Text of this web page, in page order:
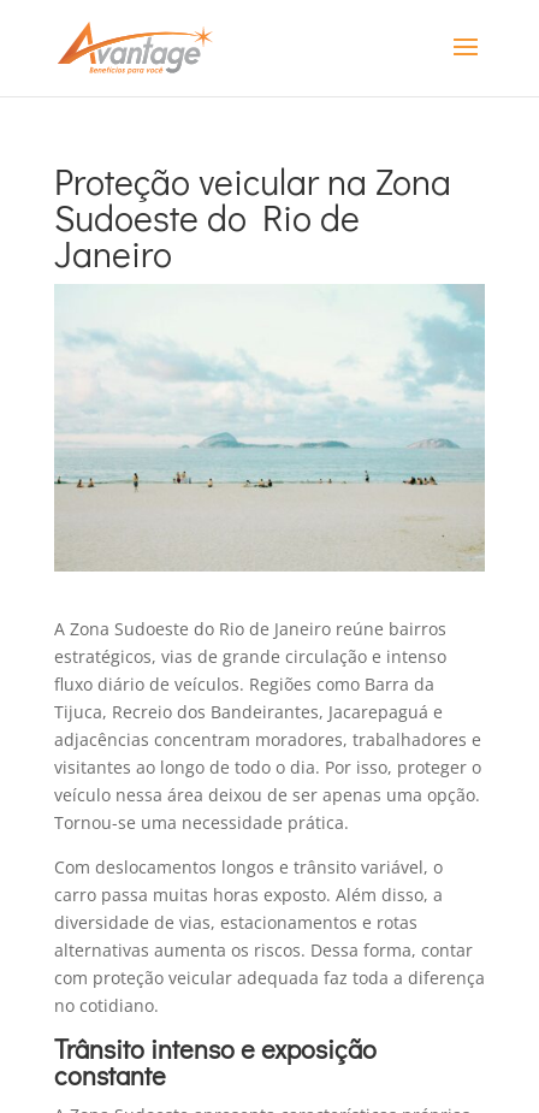
Proteção veicular na Zona
Sudoeste do Rio de
Janeiro
A Zona Sudoeste do Rio de Janeiro reúne bairros
estratégicos, vias de grande circulação e intenso
fluxo diário de veículos. Regiões como Barra da
Tijuca, Recreio dos Bandeirantes, Jacarepaguá e
adjacências concentram moradores, trabalhadores e
visitantes ao longo de todo o dia. Por isso, proteger o
veículo nessa área deixou de ser apenas uma opção.
Tornou-se uma necessidade prática.
Com deslocamentos longos e trânsito variável, o
carro passa muitas horas exposto. Além disso, a
diversidade de vias, estacionamentos e rotas
alternativas aumenta os riscos. Dessa forma, contar
com proteção veicular adequada faz toda a diferença
no cotidiano.
Trânsito intenso e exposição
constante